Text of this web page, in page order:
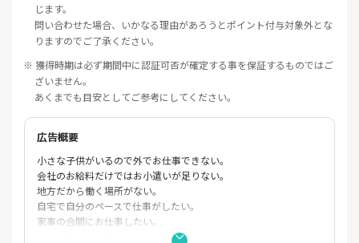
じます。
問い合わせた場合、いかなる理由があろうとポイント付与対象外とな
りますのでご了承ください。
※ 獲得時期は必ず期間中に認証可否が確定する事を保証するものではご
ざいません。
あくまでも目安としてご参考にしてください。
広告概要
小さな子供がいるので外でお仕事できない。
会社のお給料だけではお小遣いが足りない。
地方だから働く場所がない。
自宅で自分のペースで仕事がしたい。
家事の合間にお仕事したい。